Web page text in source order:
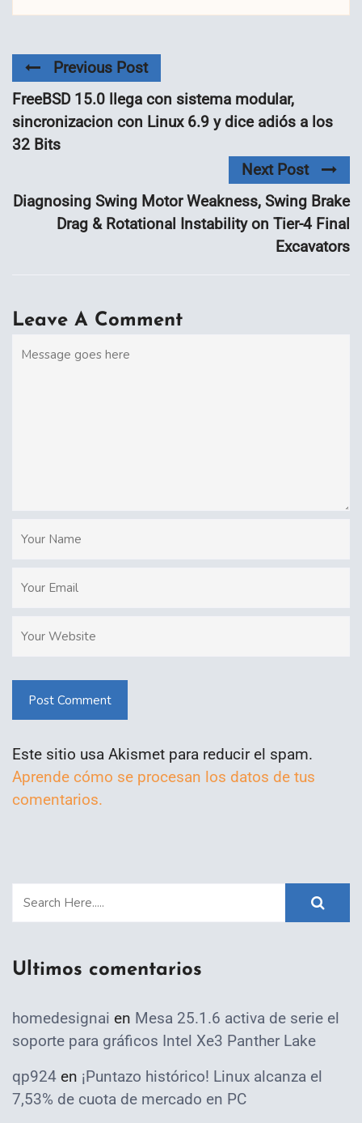
Previous Post
FreeBSD 15.0 llega con sistema modular,
sincronizacion con Linux 6.9 y dice adiós a los
32 Bits
Next Post
Diagnosing Swing Motor Weakness, Swing Brake
Drag & Rotational Instability on Tier-4 Final
Excavators
Leave A Comment
Post Comment
Este sitio usa Akismet para reducir el spam.
Aprende cómo se procesan los datos de tus
comentarios.
Ultimos comentarios
homedesignai en Mesa 25.1.6 activa de serie el
soporte para gráficos Intel Xe3 Panther Lake
qp924 en ¡Puntazo histórico! Linux alcanza el
7,53% de cuota de mercado en PC